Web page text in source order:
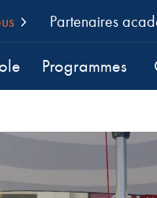
Partenaires
Programmes